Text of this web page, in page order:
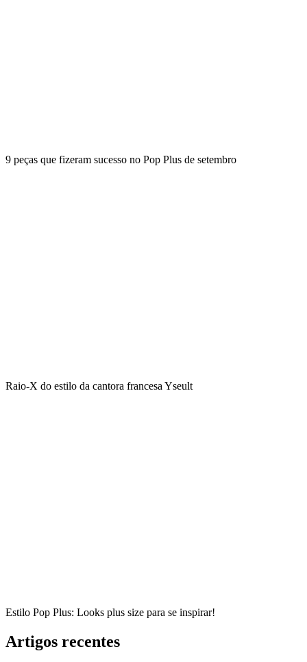
9 peças que fizeram sucesso no Pop Plus de setembro
Raio-X do estilo da cantora francesa Yseult
Estilo Pop Plus: Looks plus size para se inspirar!
Artigos recentes